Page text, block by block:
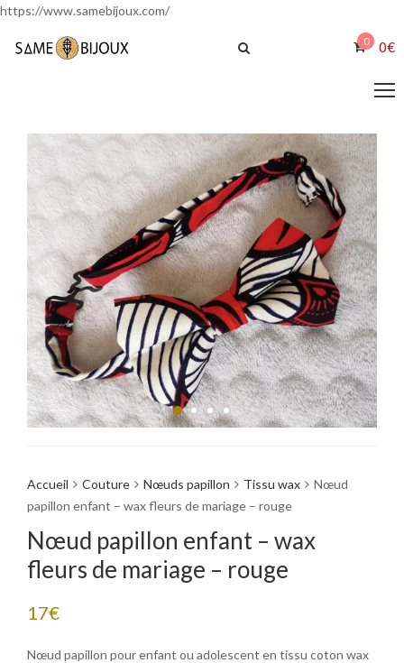
https://www.samebijoux.com/
0 0€
Accueil Couture Nœuds papillon Tissu wax
Nœud
papillon enfant – wax fleurs de mariage – rouge
Nœud papillon enfant – wax
fleurs de mariage – rouge
17€
Nœud papillon pour enfant ou adolescent en tissu coton wax